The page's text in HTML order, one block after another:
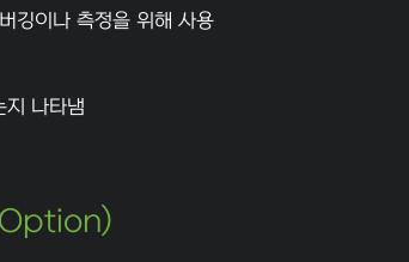
깅이나 측정을 위해 사용
지 나타냄